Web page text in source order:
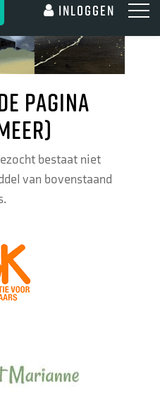
Inloggen
pagina
bestaat niet
van bovenstaand